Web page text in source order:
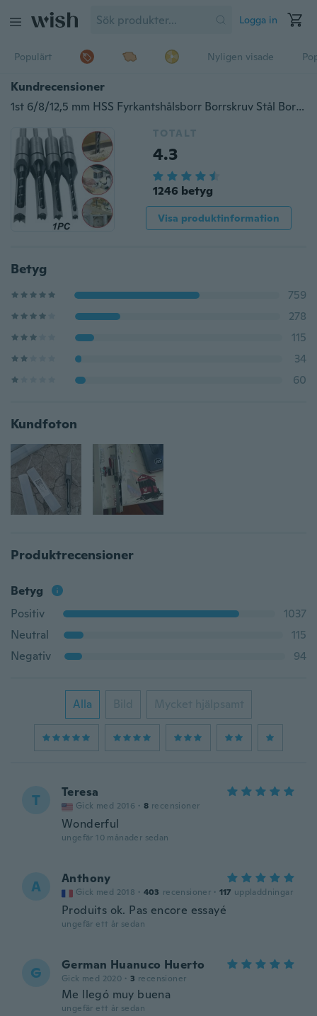
Logga in
Populärt Nyligen visade
Kundrecensioner
1st 6/8/12,5 mm HSS Fyrkantshålsborr Borrskruv Stål Borrning Begär träbearbetningsverktyg
TOTALT
4.3
1246 betyg
Visa produktinformation
Betyg
759
278
115
34
60
Kundfoton
Produktrecensioner
Betyg
Positiv
1037
Neutral
115
Negativ
94
Alla Bild Mycket hjälpsamt
T Teresa
Gick med 2016 · 8 recensioner
Wonderful
ungefär 10 månader sedan
A Anthony
Gick med 2018 · 403 recensioner · 117 uppladdningar
Produits ok. Pas encore essayé
ungefär ett år sedan
G German Huanuco Huerto
Gick med 2020 · 3 recensioner
Me llegó muy buena
ungefär ett år sedan